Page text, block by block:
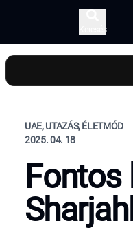
Keresés
UAE, UTAZÁS, ÉLETMÓD
2025. 04. 18
Fontos